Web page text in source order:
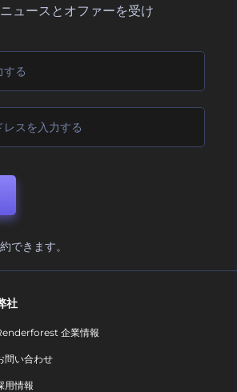
ュースとオファーを受け
できます。
社
企業情報
問い合わせ
用情報